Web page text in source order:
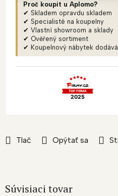
Tlač Opýtať sa
Proč koupit u Aplomo?
✔ Skladem opravdu skladem
✔ Specialisté na koupelny
✔ Vlastní showroom a sklady
✔ Ověřený sortiment
✔ Koupelnový nábytek
Súvisiaci tovar